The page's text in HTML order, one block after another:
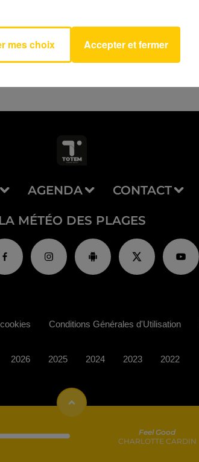
AGENDA CONTACT
LA MÉTÉO DES PLAGES
Feel Good
CHARLOTTE CARDIN
Conditions Générales d'Utilisation
2026 2025 2024 2023 2022
mes choix Accepter et fermer